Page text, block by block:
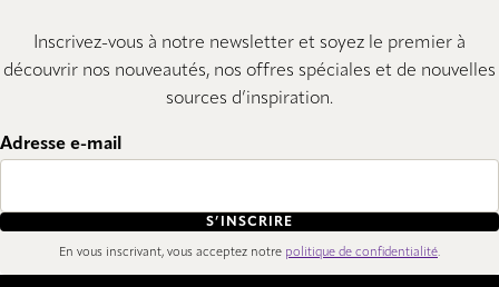
Inscrivez-vous à notre newsletter et soyez le premier à
découvrir nos nouveautés, nos offres spéciales et de nouvelles
sources d’inspiration.
Adresse e-mail
S’INSCRIRE
En vous inscrivant, vous acceptez notre politique de confidentialité.